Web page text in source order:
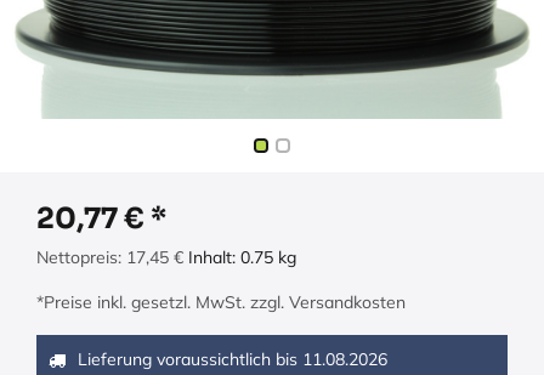
20,77€
Nettopreis: 17,45 € Inhalt: 0.75 kg
*Preise inkl. gesetzl. MwSt. zzgl. Versandkosten
Lieferung voraussichtlich bis 11.08.2026